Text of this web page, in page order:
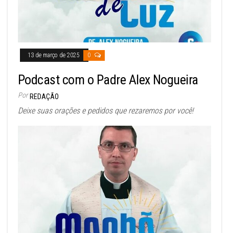
13 de março de 2025 0
Podcast com o Padre Alex Nogueira
Por REDAÇÃO
Deixe suas orações e pedidos que rezaremos por você!